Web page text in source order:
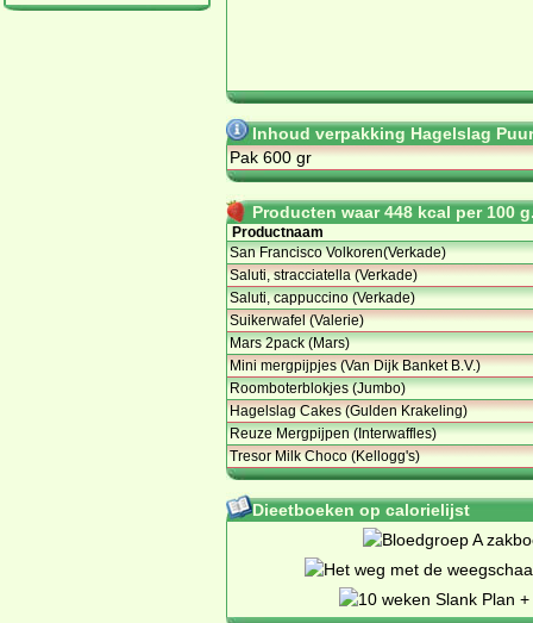
Inhoud verpakking Hagelslag
Pak 600 gr
Producten waar 448 kcal per 100
Productnaam
San Francisco Volkoren(Verkade)
Saluti, stracciatella (Verkade)
Saluti, cappuccino (Verkade)
Suikerwafel (Valerie)
Mars 2pack (Mars)
Mini mergpijpjes (Van Dijk Banket B.V.)
Roomboterblokjes (Jumbo)
Hagelslag Cakes (Gulden Krakeling)
Reuze Mergpijpen (Interwaffles)
Tresor Milk Choco (Kellogg's)
Dieetboeken op calorielijst